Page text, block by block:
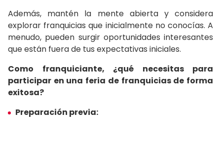
Además, mantén la mente abierta y considera
explorar franquicias que inicialmente no conocías. A
menudo, pueden surgir oportunidades interesantes
que están fuera de tus expectativas iniciales.
Como franquiciante, ¿qué necesitas para
participar en una feria de franquicias de forma
exitosa?
Preparación previa: